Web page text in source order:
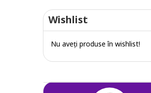
Wishlist
Nu aveţi produse în wishlist!